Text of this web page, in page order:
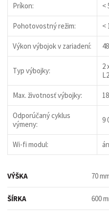
Príkon: <
Pohotovostný režim: <
Výkon výbojok v zariadení:
Typ výbojky:
2
Max. životnosť výbojky:
Odporúčaný cyklus
výmeny:
9
Wi-fi modul:
VÝŠKA 70
ŠÍRKA 600